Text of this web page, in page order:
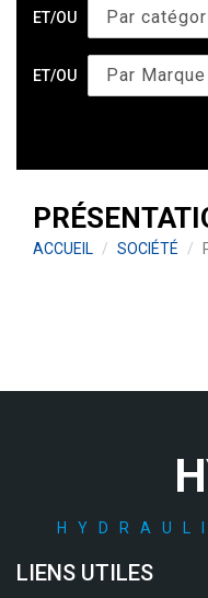
ET/OU
ET/OU
ACCUEIL SOCIÉTÉ
LIENS UTILES